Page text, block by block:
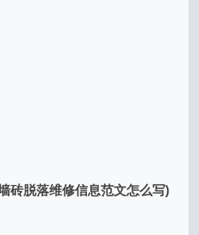
砖脱落维修信息范文怎么写)